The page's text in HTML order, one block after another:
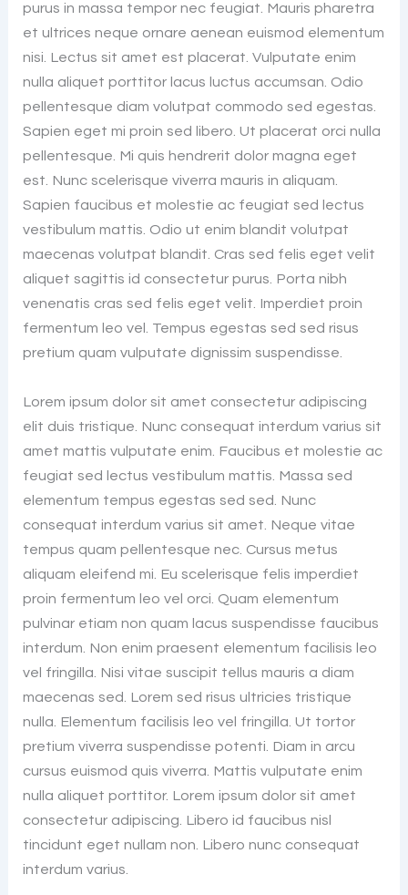
purus in massa tempor nec feugiat. Mauris pharetra
et ultrices neque ornare aenean euismod elementum
nisi. Lectus sit amet est placerat. Vulputate enim
nulla aliquet porttitor lacus luctus accumsan. Odio
pellentesque diam volutpat commodo sed egestas.
Sapien eget mi proin sed libero. Ut placerat orci nulla
pellentesque. Mi quis hendrerit dolor magna eget
est. Nunc scelerisque viverra mauris in aliquam.
Sapien faucibus et molestie ac feugiat sed lectus
vestibulum mattis. Odio ut enim blandit volutpat
maecenas volutpat blandit. Cras sed felis eget velit
aliquet sagittis id consectetur purus. Porta nibh
venenatis cras sed felis eget velit. Imperdiet proin
fermentum leo vel. Tempus egestas sed sed risus
pretium quam vulputate dignissim suspendisse.
Lorem ipsum dolor sit amet consectetur adipiscing
elit duis tristique. Nunc consequat interdum varius sit
amet mattis vulputate enim. Faucibus et molestie ac
feugiat sed lectus vestibulum mattis. Massa sed
elementum tempus egestas sed sed. Nunc
consequat interdum varius sit amet. Neque vitae
tempus quam pellentesque nec. Cursus metus
aliquam eleifend mi. Eu scelerisque felis imperdiet
proin fermentum leo vel orci. Quam elementum
pulvinar etiam non quam lacus suspendisse faucibus
interdum. Non enim praesent elementum facilisis leo
vel fringilla. Nisi vitae suscipit tellus mauris a diam
maecenas sed. Lorem sed risus ultricies tristique
nulla. Elementum facilisis leo vel fringilla. Ut tortor
pretium viverra suspendisse potenti. Diam in arcu
cursus euismod quis viverra. Mattis vulputate enim
nulla aliquet porttitor. Lorem ipsum dolor sit amet
consectetur adipiscing. Libero id faucibus nisl
tincidunt eget nullam non. Libero nunc consequat
interdum varius.